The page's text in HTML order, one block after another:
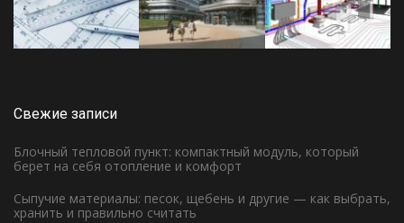
Свежие записи
Блочный тепловой пункт: компактный модуль, который
берет на себя отопление и комфорт
Сыпучие материалы: песок, щебень и другие — как выбрать,
хранить и правильно считать